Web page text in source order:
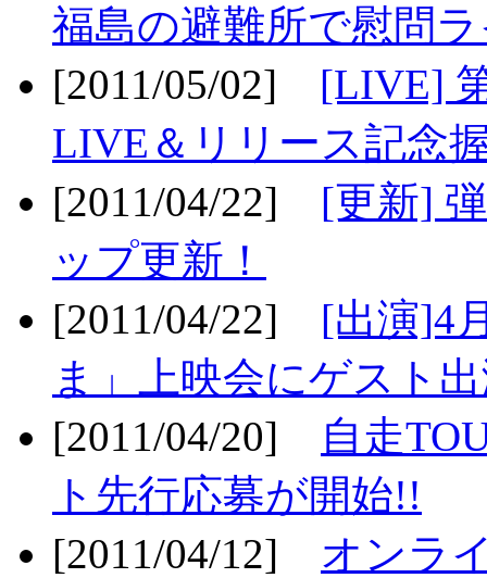
福島の避難所で慰問
[2011/05/02] [LIVE]
LIVE＆リリース記念
[2011/04/22] [更新]
ップ更新！
[2011/04/22] [出演]4
ま」上映会にゲスト
[2011/04/20]
自走
ト先行応募が開始!!
[2011/04/12] オンラ